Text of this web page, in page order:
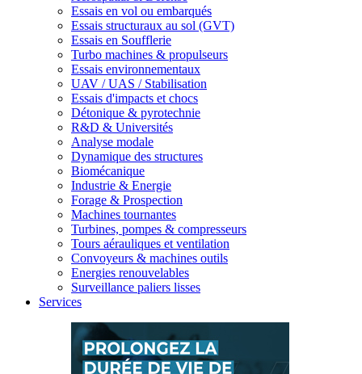
Essais en vol ou embarqués
Essais structuraux au sol (GVT)
Essais en Soufflerie
Turbo machines & propulseurs
Essais environnementaux
UAV / UAS / Stabilisation
Essais d'impacts et chocs
Détonique & pyrotechnie
R&D & Universités
Analyse modale
Dynamique des structures
Biomécanique
Industrie & Energie
Forage & Prospection
Machines tournantes
Turbines, pompes & compresseurs
Tours aérauliques et ventilation
Convoyeurs & machines outils
Energies renouvelables
Surveillance paliers lisses
Services